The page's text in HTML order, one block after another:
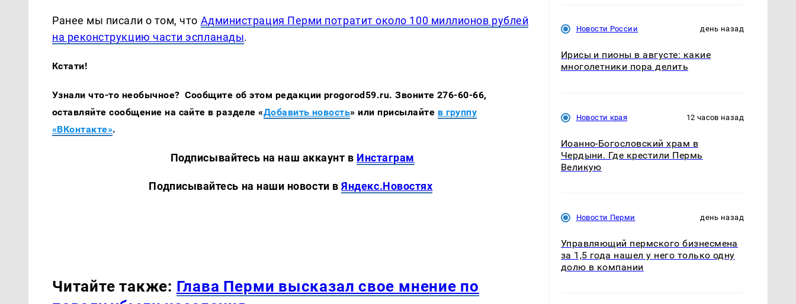
Ранее мы писали о том, что Администрация Перми потратит около 100 миллионов рублей
на реконструкцию части эспланады.
Кстати!
Узнали что-то необычное? Сообщите об этом редакции progorod59.ru. Звоните 276-60-66,
оставляйте сообщение на сайте в разделе «Добавить новость» или присылайте в группу
«ВКонтакте».
Подписывайтесь на наш аккаунт в Инстаграм
Подписывайтесь на наши новости вЯндекс.Новостях
Читайте также: Глава Перми высказал свое мнение по
Новости России день назад
Ирисы и пионы в августе: какие
многолетники пора делить
Новости края 12 часов назад
Иоанно-Богословский храм в
Чердыни. Где крестили Пермь
Великую
Новости Перми день назад
Управляющий пермского бизнесмена
за 1,5 года нашел у него только одну
долю в компании